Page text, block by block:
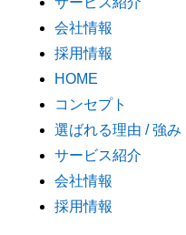
会社情報
採用情報
HOME
コンセプト
選ばれる理由 / 強み
サービス紹介
会社情報
採用情報